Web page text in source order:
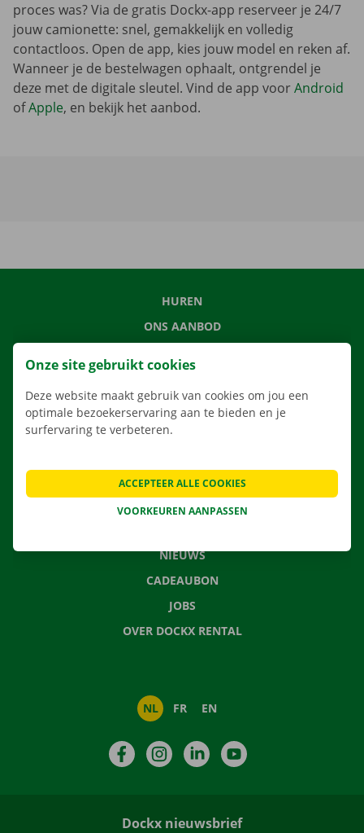
proces was? Via de gratis Dockx-app reserveer je 24/7
jouw camionette: snel, gemakkelijk en volledig
contactloos. Open de app, kies jouw model en reken af.
Wanneer je de bestelwagen ophaalt, ontgrendel je
deze met de digitale sleutel. Vind de app voorAndroid
ofApple, en bekijk het aanbod.
HUREN
ONS AANBOD
APP
VERHUISOPLOSSINGEN
CONTACTEER ONS
NIEUWS
CADEAUBON
JOBS
OVER DOCKX RENTAL
NL FR EN
FacebookInstagramLinkedIn
Dockx nieuwsbrief
Onze site gebruikt cookies
Deze website maakt gebruik van cookies om jou een
optimale bezoekerservaring aan te bieden en je
surfervaring te verbeteren.
VOORKEUREN AANPASSEN
ACCEPTEER ALLE COOKIES